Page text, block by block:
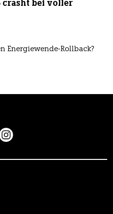
crasht bei voller
Energiewende-Rollback?